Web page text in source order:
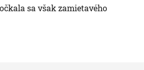
sa však zamietavého